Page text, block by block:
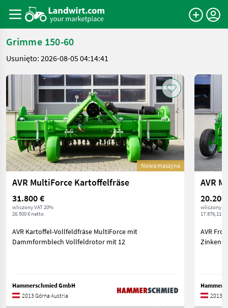
Grimme 150-60
Usunięto: 2026-08-05 04:14:41
Nowa maszyna
AVR MultiForce Kartoffelfräse
31.800 €
wliczony VAT 20%
26.500 € netto
AVR Kartoffel-Vollfeldfräse MultiForce mit
Dammformblech Vollfeldrotor mit 12
Hammerschmied GmbH
2013 Górna Austria
AVR
20.200
wliczony
17.876,11 €
AVR
Zinken
2013